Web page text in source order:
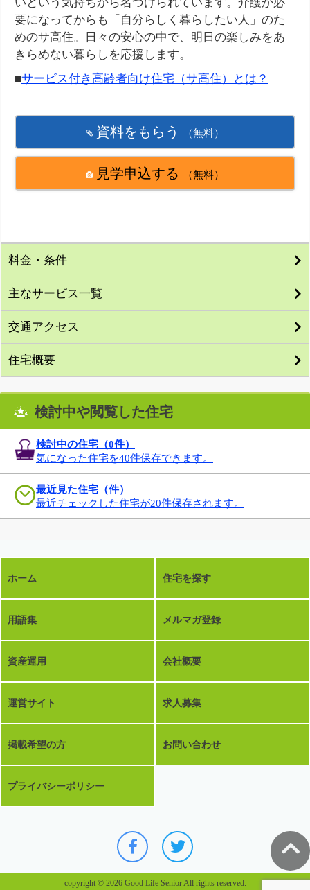
要になってからも「自分らしく暮らしたい人」のた
めのサ高住。日々の安心の中で、明日の楽しみをあ
きらめない暮らしを応援します。
■サービス付き高齢者向け住宅（サ高住）とは？
資料をもらう （無料）
見学申込する （無料）
料金・条件
主なサービス一覧
交通アクセス
住宅概要
検討中や閲覧した住宅
検討中の住宅（0件）
気になった住宅を40件保存できます。
最近見た住宅（件）
最近チェックした住宅が20件保存されます。
ホーム 住宅を探す
用語集 メルマガ登録
資産運用 会社概要
運営サイト 求人募集
掲載希望の方 お問い合わせ
プライバシーポリシー
copyright © 2026 Good Life Senior All rights reserved.